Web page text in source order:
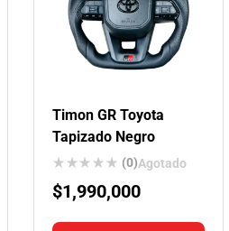
Timon GR Toyota
Tapizado Negro
(0)Agotado
$1,990,000